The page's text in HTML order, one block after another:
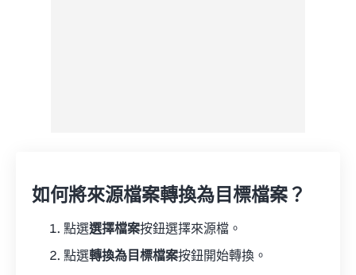
如何將來源檔案轉換為目標檔案？
點選選擇檔案按鈕選擇來源檔。
點選轉換為目標檔案按鈕開始轉換。